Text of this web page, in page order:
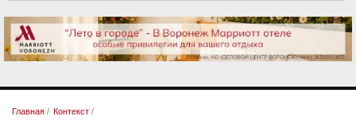
Главная / Контекст /